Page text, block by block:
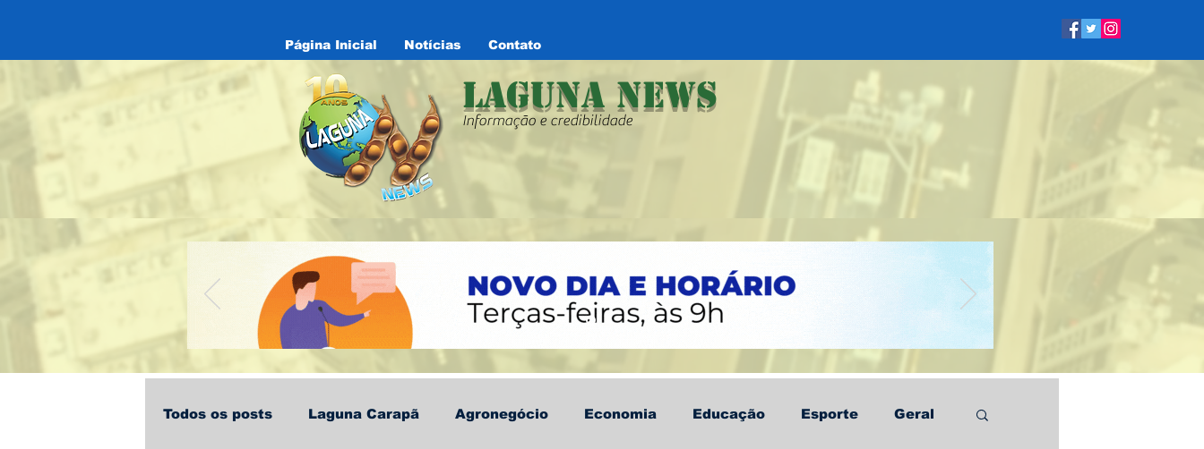
Página Inicial Notícias Contato
Laguna News
Informação e credibilidade
Todos os posts Laguna Carapã Agronegócio Economia Educação Esporte Geral